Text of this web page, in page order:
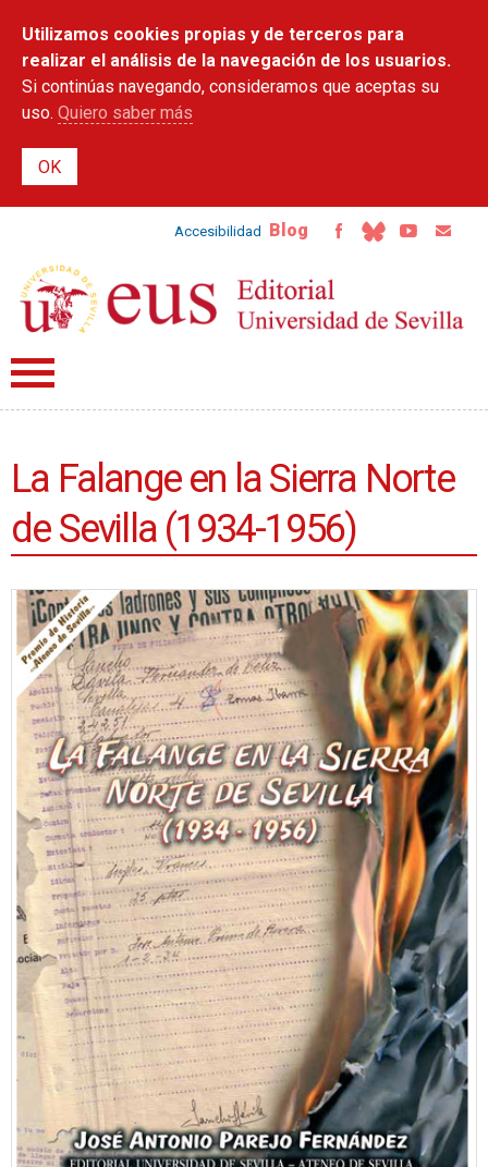
contenido
principal
Utilizamos cookies propias y de terceros para
realizar el análisis de la navegación de los usuarios.
Si continúas navegando, consideramos que aceptas su
uso. Quiero saber más
Accesibilidad Blog
La Falange en la Sierra Norte
de Sevilla (1934-1956)